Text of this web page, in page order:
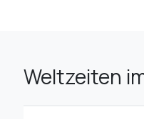
Weltzeiten